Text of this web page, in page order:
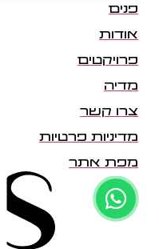
פנים
אודות
פרויקטים
מדיה
צרו קשר
מדיניות פרטיות
מפת אתר